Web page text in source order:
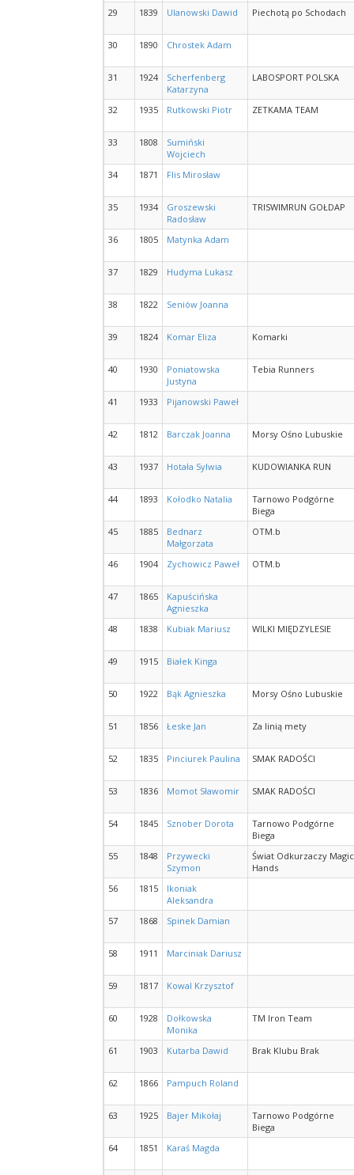
29
1839 Ulanowski Dawid Piechotą po Schodach
30 1890 Chrostek Adam
31 1924
Scherfenberg
Katarzyna
LABOSPORT POLSKA
32 1935 Rutkowski Piotr ZETKAMA TEAM
33 1808
Sumiński
Wojciech
34
1871 Flis Mirosław
35 1934
Groszewski
Radosław
TRISWIMRUN GOŁDAP
36 1805 Matynka Adam
37 1829 Hudyma Lukasz
38 1822 Seniów Joanna
39 1824 Komar Eliza Komarki
40 1930
Poniatowska
Justyna
Tebia Runners
41 1933 Pijanowski Paweł
42 1812 Barczak Joanna Morsy Ośno Lubuskie
43 1937 Hotała Sylwia KUDOWIANKA RUN
44 1893 Kołodko Natalia
Tarnowo Podgórne
Biega
45
1885
Bednarz
Małgorzata
OTM.b
46 1904 Zychowicz Paweł OTM.b
47 1865
Kapuścińska
Agnieszka
48
1838 Kubiak Mariusz WILKI MIĘDZYLESIE
49 1915 Białek Kinga
50 1922 Bąk Agnieszka Morsy Ośno Lubuskie
51 1856 Łeske Jan Za linią mety
52 1835 Pinciurek Paulina SMAK RADOŚCI
53 1836 Momot Sławomir SMAK RADOŚCI
54 1845 Sznober Dorota
Tarnowo Podgórne
Biega
55
1848
Przywecki
Szymon
Świat Odkurzaczy Magic
Hands
56
1815
Ikoniak
Aleksandra
57
1868 Spinek Damian
58 1911 Marciniak Dariusz
59 1817 Kowal Krzysztof
60 1928
Dołkowska
Monika
TM Iron Team
61 1903 Kutarba Dawid Brak Klubu Brak
62 1866 Pampuch Roland
63 1925 Bajer Mikołaj
Tarnowo Podgórne
Biega
64
1851 Karaś Magda